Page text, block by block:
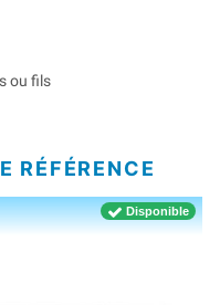
ou fils
RÉFÉRENCE
Disponible